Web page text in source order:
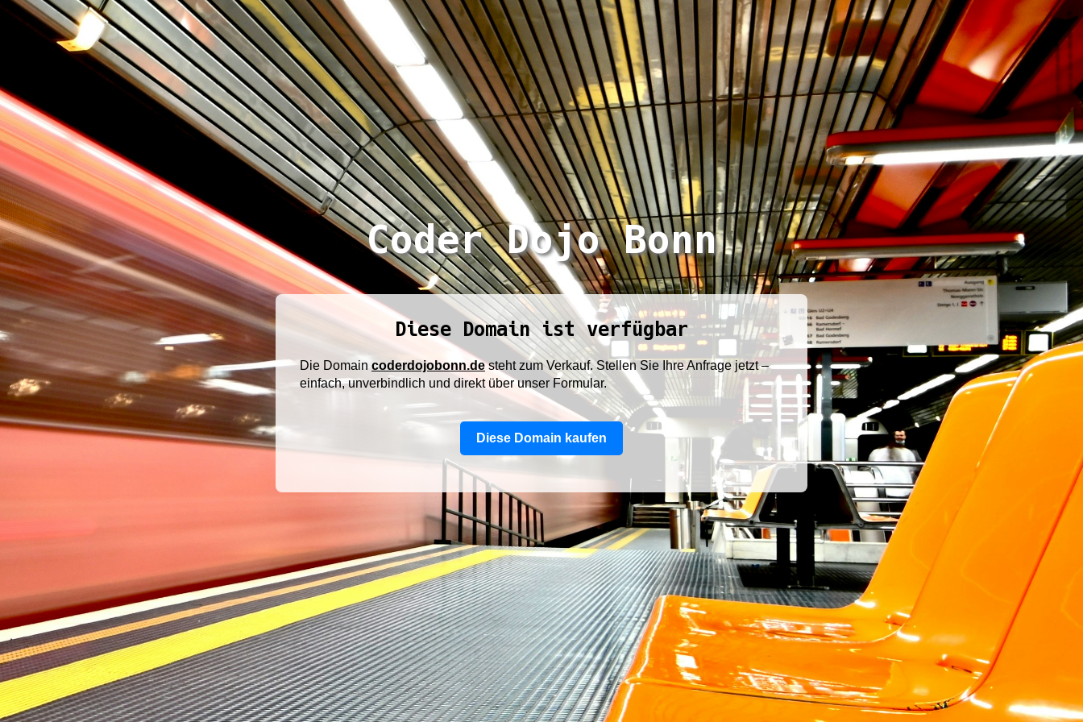
Coder Dojo Bonn
Diese Domain ist verfügbar
Die Domain coderdojobonn.desteht zum Verkauf. Stellen Sie Ihre Anfrage jetzt –
einfach, unverbindlich und direkt über unser Formular.
Diese Domain kaufen